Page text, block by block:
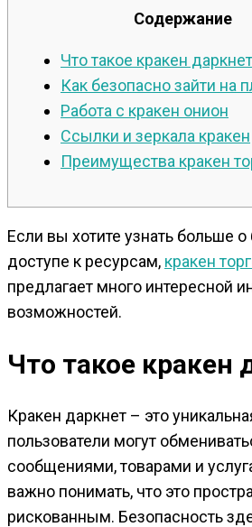
Содержание
Что такое кракен
Как безопасно зайти на
Работа с кракен онион
Ссылки и зеркала кракен
Преимущества кракен
Если вы хотите узнать больше
доступе к ресурсам, кракен
предлагает много интересной
возможностей.
Что такое кракен
Кракен даркнет – это
пользователи могут
сообщениями, товарами и
важно понимать, что это
рискованным. Безопасность